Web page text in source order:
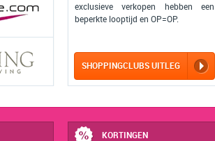
exclusieve verkopen hebben een
beperkte looptijd en OP=OP.
SHOPPINGCLUBS UITLEG
KORTINGEN